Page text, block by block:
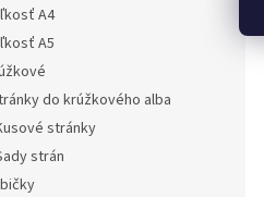
A4
A5
do krúžkového alba
stránky
strán